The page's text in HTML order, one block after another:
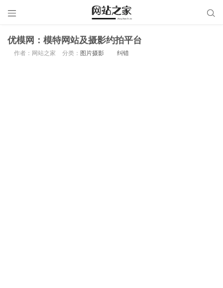
 
优模网：模特网站及摄影约拍平台
作者：网站之家 分类： 图片摄影 纠错